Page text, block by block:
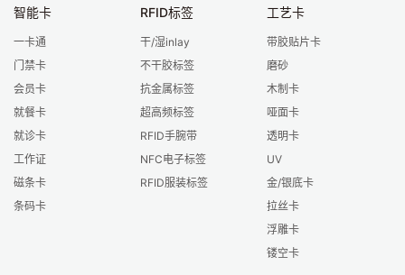
智能卡
一卡通
门禁卡
会员卡
就餐卡
就诊卡
工作证
磁条卡
条码卡
RFID标签
干/湿inlay
不干胶标签
抗金属标签
超高频标签
RFID手腕带
NFC电子标签
RFID服装标签
工艺卡
带胶贴片卡
磨砂
木制卡
哑面卡
透明卡
UV
金/银底卡
拉丝卡
浮雕卡
镂空卡